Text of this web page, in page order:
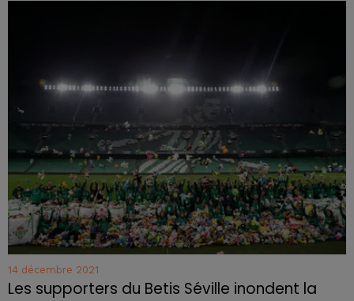
14 décembre 2021
Les supporters du Betis Séville inondent la